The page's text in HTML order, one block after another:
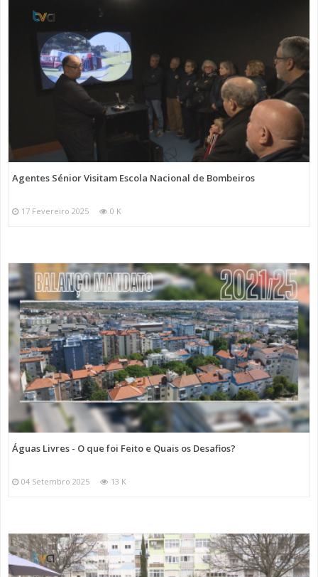
Agentes Sénior Visitam Escola Nacional de Bombeiros
17 Fevereiro 2025 0 K
Águas Livres - O que foi Feito e Quais os Desafios?
04 Setembro 2025 13 K